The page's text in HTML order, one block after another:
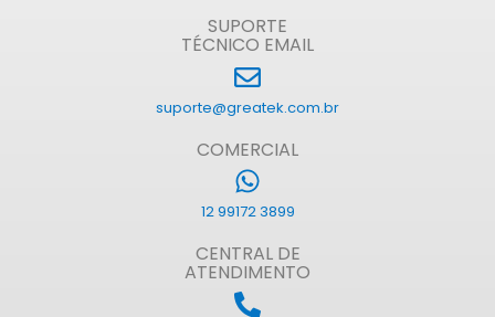
SUPORTE
TÉCNICO EMAIL
suporte@greatek.com.br
COMERCIAL
12 99172 3899
CENTRAL DE
ATENDIMENTO